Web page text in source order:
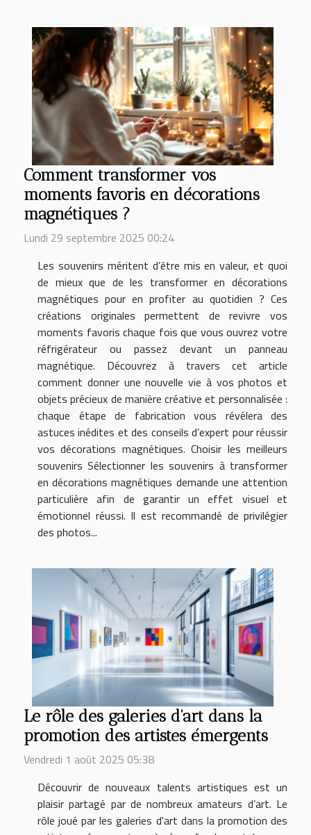
Comment transformer vos
moments favoris en décorations
magnétiques ?
Lundi 29 septembre 2025 00:24
Les souvenirs méritent d’être mis en valeur, et quoi
de mieux que de les transformer en décorations
magnétiques pour en profiter au quotidien ? Ces
créations originales permettent de revivre vos
moments favoris chaque fois que vous ouvrez votre
réfrigérateur ou passez devant un panneau
magnétique. Découvrez à travers cet article
comment donner une nouvelle vie à vos photos et
objets précieux de manière créative et personnalisée :
chaque étape de fabrication vous révélera des
astuces inédites et des conseils d’expert pour réussir
vos décorations magnétiques. Choisir les meilleurs
souvenirs Sélectionner les souvenirs à transformer
en décorations magnétiques demande une attention
particulière afin de garantir un effet visuel et
émotionnel réussi. Il est recommandé de privilégier
des photos...
Le rôle des galeries d'art dans la
promotion des artistes émergents
Vendredi 1 août 2025 05:38
Découvrir de nouveaux talents artistiques est un
plaisir partagé par de nombreux amateurs d’art. Le
rôle joué par les galeries d'art dans la promotion des